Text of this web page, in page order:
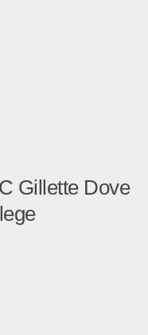
Gillette Dove